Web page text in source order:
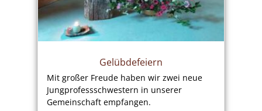
Gelübdefeiern
Mit großer Freude haben wir zwei neue
Jungprofessschwestern in unserer
Gemeinschaft empfangen.